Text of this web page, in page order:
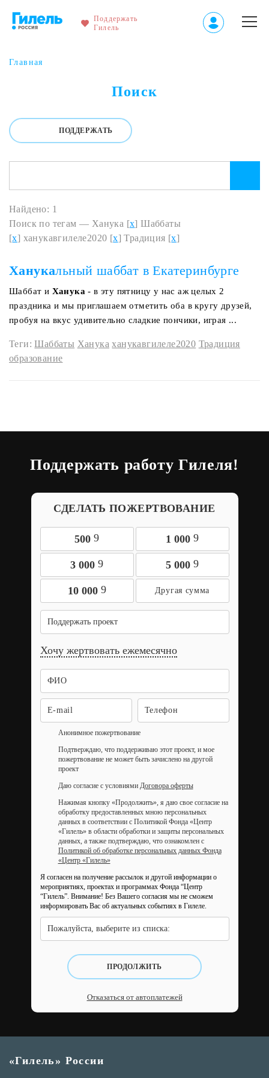
Поддержать
Гилель
Главная
Поиск
ПОДДЕРЖАТЬ
Найдено: 1
Поиск по тегам — Ханука [x] Шаббаты
[x] ханукавгилеле2020 [x] Традиция [x]
Ханукальный шаббат в Екатеринбурге
Шаббат и Ханука - в эту пятницу у нас аж целых 2
праздника и мы приглашаем отметить оба в кругу друзей,
пробуя на вкус удивительно сладкие пончики, играя ...
Теги:Шаббаты Ханука ханукавгилеле2020 Традиция
образование
Поддержать работу Гилеля!
СДЕЛАТЬ ПОЖЕРТВОВАНИЕ
500 9 1 000 9
3 000 9 5 000 9
10 000 9
Поддержать проект
Хочу жертвовать ежемесячно
Анонимное пожертвование
Подтверждаю, что поддерживаю этот проект, и мое
пожертвование не может быть зачислено на другой
проект
Даю согласие с условиями Договора оферты
Нажимая кнопку «Продолжить», я даю свое согласие на
обработку предоставленных мною персональных
данных в соответствии с Политикой Фонда «Центр
«Гилель» в области обработки и защиты персональных
данных, а также подтверждаю, что ознакомлен с
Политикой об обработке персональных данных Фонда
«Центр «Гилель»
Я согласен на получение рассылок и другой информации о
мероприятиях, проектах и программах Фонда “Центр
“Гилель”. Внимание! Без Вашего согласия мы не сможем
информировать Вас об актуальных событиях в Гилеле.
Пожалуйста, выберите из списка:
ПРОДОЛЖИТЬ
Отказаться от автоплатежей
«Гилель» России